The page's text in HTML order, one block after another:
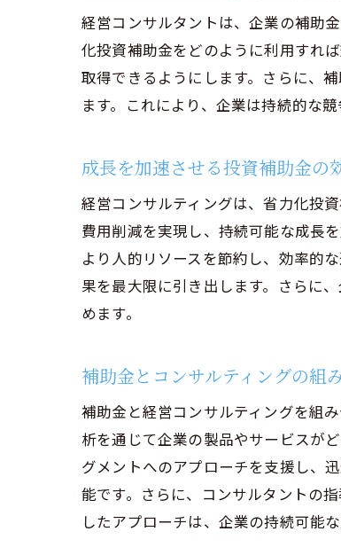
経営コンサルタントは、企業の補助
化投資補助金をどのように利用すれ
取得できるようにします。さらに、
ます。これにより、企業は持続的な
成長を加速させる投資補助金の
経営コンサルティングは、省力化投
費用削減を実現し、持続可能な成長
より人的リソースを節約し、効率的
果を最大限に引き出します。さらに
めます。
補助金とコンサルティングの組
補助金と経営コンサルティングを組
析を通じて企業の製品やサービスが
グメントへのアプローチを支援し、
能です。さらに、コンサルタントの
したアプローチは、企業の持続可能